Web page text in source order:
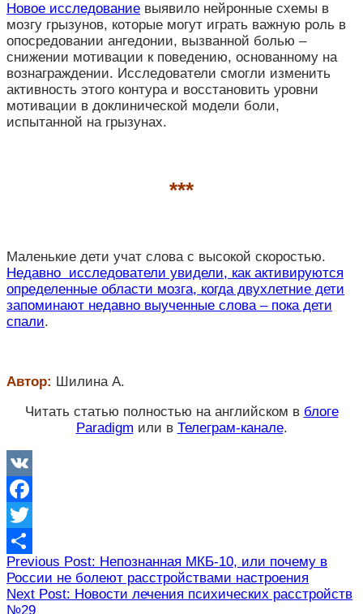
Новое исследование выявило нейронные схемы в
мозгу грызунов, которые могут играть важную роль в
опосредовании ангедонии, вызванной болью –
снижении мотивации к поведению, основанному на
вознаграждении. Исследователи смогли изменить
активность этого контура и восстановить уровни
мотивации в доклинической модели боли,
испытанной на грызунах.
***
Маленькие дети учат слова с высокой скоростью.
Недавно исследователи увидели, как активируются
определенные области мозга, когда двухлетние дети
запоминают недавно выученные слова – пока дети
спали.
Автор: Шилина А.
Читать статью полностью на английском в блоге
Paradigm или в Телеграм-канале.
VK
Facebook
Twitter
Отправить
Навигация
по
Previous Post: Непознанная МКБ-10, или почему в
России не болеют расстройствами настроения
Next Post: Новости лечения психических расстройств
№29